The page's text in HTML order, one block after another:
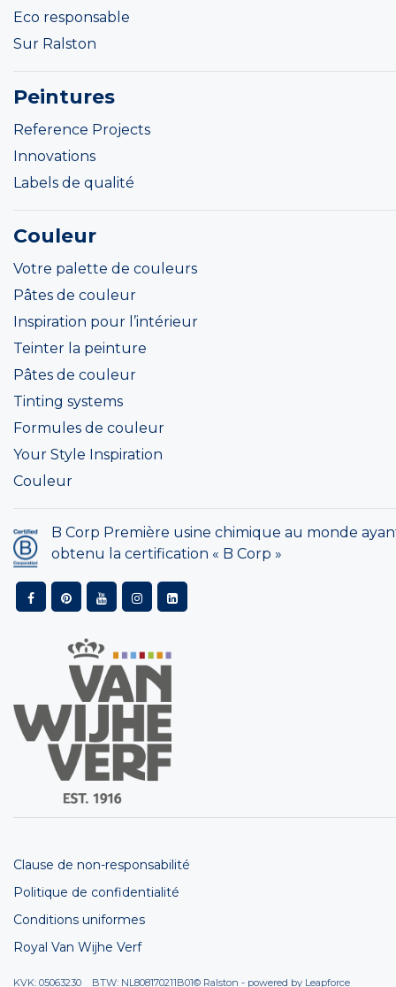
Eco responsable
Sur Ralston
Peintures
Reference Projects
Innovations
Labels de qualité
Couleur
Votre palette de couleurs
Pâtes de couleur
Inspiration pour l’intérieur
Teinter la peinture
Pâtes de couleur
Tinting systems
Formules de couleur
Your Style Inspiration
Couleur
B Corp Première usine chimique au monde
obtenu la certification « B Corp »
Clause de non-responsabilité
Politique de confidentialité
Conditions uniformes
Royal Van Wijhe Verf
KVK: 05063230 BTW: NL808170211B01© Ralston - powered by Leapforce